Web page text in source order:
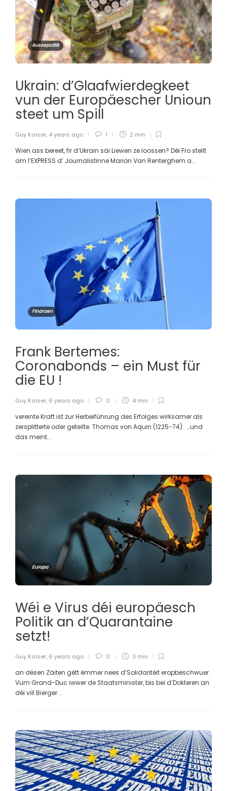
Aussepolitik
Ukrain: d’Glaafwierdegkeet
vun der Europäescher Unioun
steet um Spill
Guy Kaiser, 4 years ago 1 2 min
Wien ass bereet, fir d’Ukrain säi Liewen ze loossen? Déi Fro stellt
am l’EXPRESS d’ Journalistinne Marion Van Renterghem a...
Finanzen
Frank Bertemes:
Coronabonds – ein Must für
die EU !
Guy Kaiser, 6 years ago 0 4 min
vereinte Kraft ist zur Herbeiführung des Erfolges wirksamer als
zersplitterte oder geteilte. Thomas von Aquin (1225-74) …und
das meint...
Europa
Wéi e Virus déi europäesch
Politik an d’Quarantaine
setzt!
Guy Kaiser, 6 years ago 0 3 min
an dësen Zäiten gëtt ëmmer nees d’Solidaritéit eropbeschwuer.
Vum Grand-Duc iwwer de Staatsminister, bis bei d’Dokteren an
déi vill Bierger...